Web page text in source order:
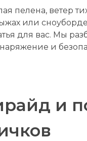
пелена, ветер
или
для вас. Мы
и
и